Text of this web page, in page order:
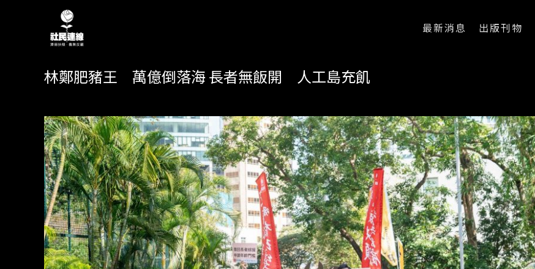
最新消息 出版刊物
林鄭肥豬王 萬億倒落海 長者無飯開 人工島充飢